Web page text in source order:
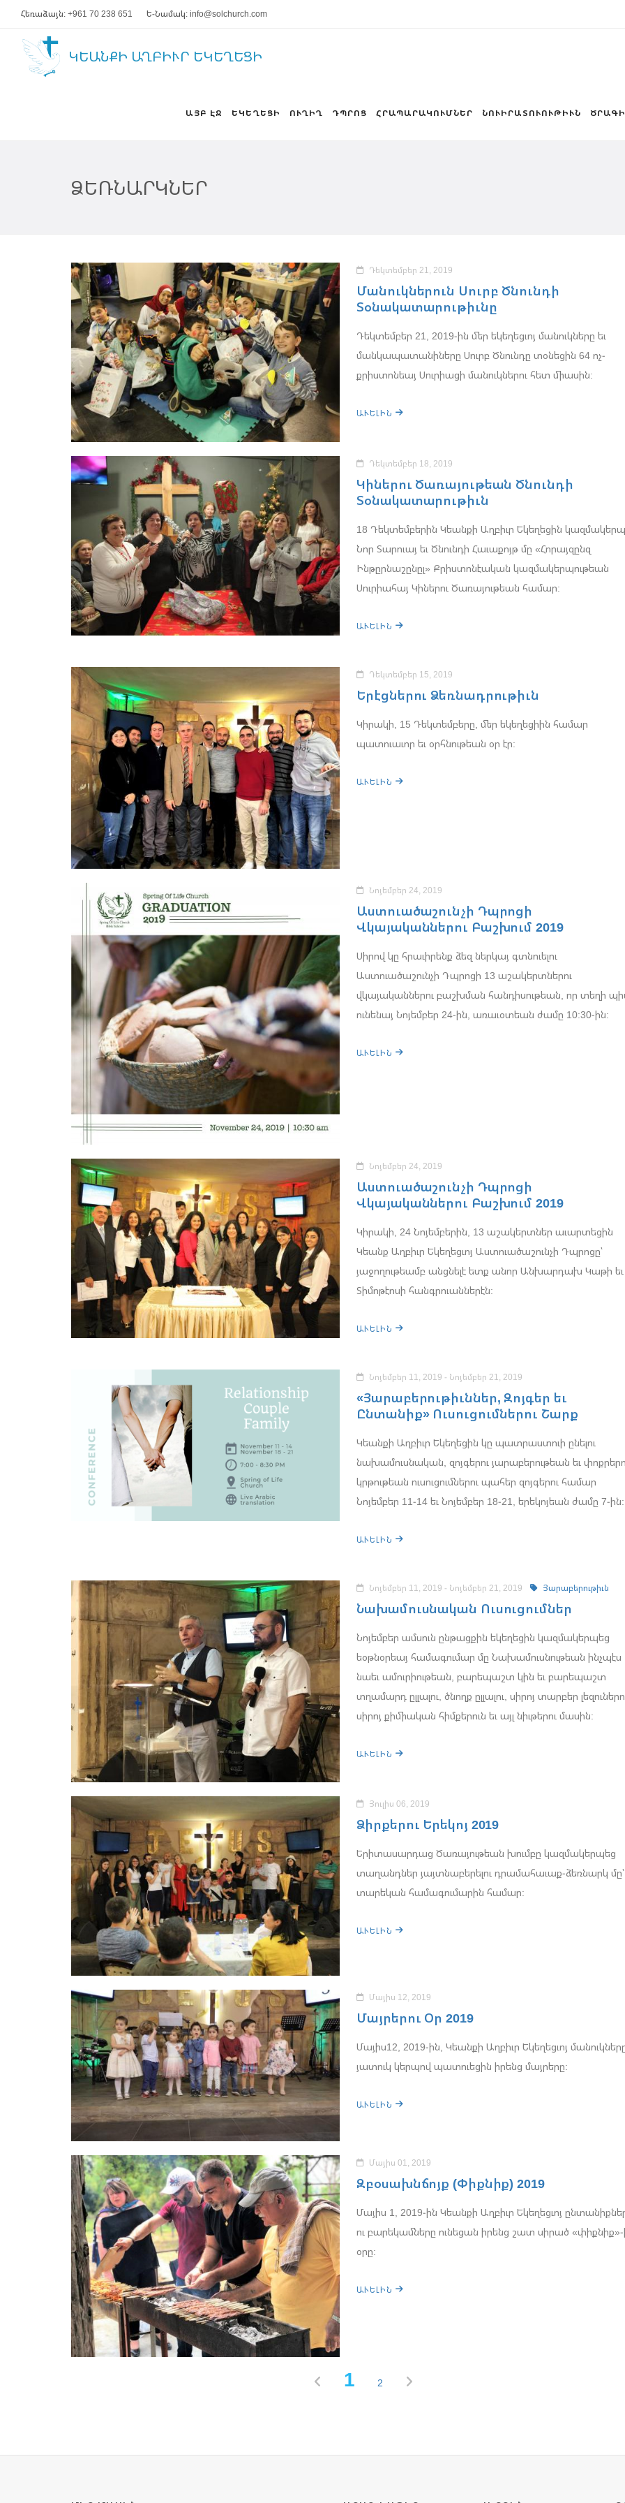
Հեռաձայն: +961 70 238 651 Ե-Նամակ: info@solchurch.com
ԿԵԱՆՔԻ ԱՂԲԻՒՐ ԵԿԵՂԵՑԻ
ԱՅԲ ԷՋ ԵԿԵՂԵՑԻ ՈՒՂԻՂ ԴՊՐՈՑ ՀՐԱՊԱՐԱԿՈՒՄՆԵՐ ՆՈՒԻՐԱՏՈՒՈՒԹԻՒՆ
ՁԵՌՆԱՐԿՆԵՐ
Դեկտեմբեր 21, 2019
Մանուկներուն Սուրբ Ծնունդի
Տօնակատարութիւնը
Դեկտեմբեր 21, 2019-ին մեր եկեղեցւոյ մանուկները եւ
մանկապատանիները Սուրբ Ծնունդը տօնեցին 64 ոչ-
քրիստոնեայ Սուրիացի մանուկներու հետ միասին:
ԱՒԵԼԻՆ
Դեկտեմբեր 18, 2019
Կիներու Ծառայութեան Ծնունդի
Տօնակատարութիւն
18 Դեկտեմբերին Կեանքի Աղբիւր Եկեղեցին
Նոր Տարուայ եւ Ծնունդի Հաւաքոյթ մը «Հորայզընզ
Ինթըրնաշընըլ» Քրիստոնէական կազմակերպութեան
Սուրիահայ Կիներու Ծառայութեան համար:
ԱՒԵԼԻՆ
Դեկտեմբեր 15, 2019
Երէցներու Ձեռնադրութիւն
Կիրակի, 15 Դեկտեմբերը, մեր եկեղեցիին համար
պատուաւոր եւ օրհնութեան օր էր:
ԱՒԵԼԻՆ
Նոյեմբեր 24, 2019
Աստուածաշունչի Դպրոցի
Վկայականներու Բաշխում 2019
Սիրով կը հրաւիրենք ձեզ ներկայ գտնուելու
Աստուածաշունչի Դպրոցի 13 աշակերտներու
վկայականներու բաշխման հանդիսութեան, որ տեղի
ունենայ Նոյեմբեր 24-ին, առաւօտեան ժամը 10:30-ին:
ԱՒԵԼԻՆ
Նոյեմբեր 24, 2019
Աստուածաշունչի Դպրոցի
Վկայականներու Բաշխում 2019
Կիրակի, 24 Նոյեմբերին, 13 աշակերտներ աւարտեցին
Կեանք Աղբիւր Եկեղեցւոյ Աստուածաշունչի Դպրոցը՝
յաջողութեամբ անցնելէ ետք անոր Անխարդախ Կաթի եւ
Տիմոթէոսի հանգրուաններէն:
ԱՒԵԼԻՆ
Նոյեմբեր 11, 2019 - Նոյեմբեր 21, 2019
«Յարաբերութիւններ, Զոյգեր եւ
Ընտանիք» Ուսուցումներու Շարք
Կեանքի Աղբիւր Եկեղեցին կը պատրաստուի ընելու
նախամուսնական, զոյգերու յարաբերութեան եւ
կրթութեան ուսուցումներու պահեր զոյգերու համար
Նոյեմբեր 11-14 եւ Նոյեմբեր 18-21, երեկոյեան ժամը 7-ին:
ԱՒԵԼԻՆ
Նոյեմբեր 11, 2019 - Նոյեմբեր 21, 2019 Յարաբերութիւն
Նախամուսնական Ուսուցումներ
Նոյեմբեր ամսուն ընթացքին եկեղեցին կազմակերպեց
եօթնօրեայ համագումար մը Նախամուսնութեան ինչպէս
նաեւ ամուրիութեան, բարեպաշտ կին եւ բարեպաշտ
տղամարդ ըլլալու, ծնողք ըլլալու, սիրոյ տարբեր
սիրոյ քիմիական հիմքերուն եւ այլ նիւթերու մասին:
ԱՒԵԼԻՆ
Յուլիս 06, 2019
Ձիրքերու Երեկոյ 2019
Երիտասարդաց Ծառայութեան խումբը կազմակերպեց
տաղանդներ յայտնաբերելու դրամահաւաք-ձեռնարկ
տարեկան համագումարին համար:
ԱՒԵԼԻՆ
Մայիս 12, 2019
Մայրերու Օր 2019
Մայիս12, 2019-ին, Կեանքի Աղբիւր Եկեղեցւոյ
յատուկ կերպով պատուեցին իրենց մայրերը:
ԱՒԵԼԻՆ
Մայիս 01, 2019
Զբօսախնճոյք (Փիքնիք) 2019
Մայիս 1, 2019-ին Կեանքի Աղբիւր Եկեղեցւոյ
ու բարեկամները ունեցան իրենց շատ սիրած
օրը:
ԱՒԵԼԻՆ
1 2